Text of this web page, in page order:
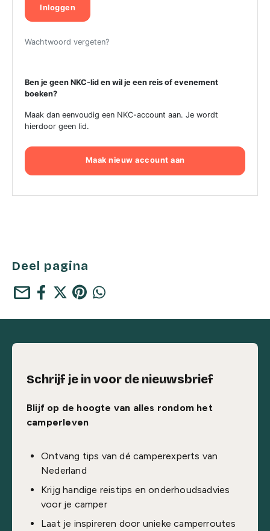
Inloggen
Wachtwoord vergeten?
Ben je geen NKC-lid en wil je een reis of evenement
boeken?
Maak dan eenvoudig een NKC-account aan. Je wordt
hierdoor geen lid.
Maak nieuw account aan
Deel pagina
mail
Schrijf je in voor de nieuwsbrief
Blijf op de hoogte van alles rondom het
camperleven
Ontvang tips van dé camperexperts van
Nederland
Krijg handige reistips en onderhoudsadvies
voor je camper
Laat je inspireren door unieke camperroutes